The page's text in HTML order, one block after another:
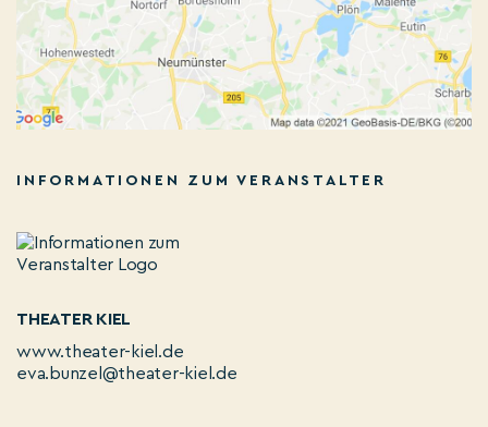
INFORMATIONEN ZUM VERANSTALTER
THEATER KIEL
www.theater-kiel.de
eva.bunzel@theater-kiel.de